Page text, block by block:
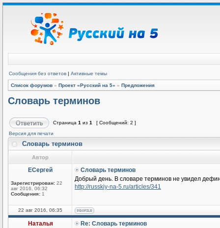
Сообщения без ответов | Активные темы
Список форумов » Проект «Русский на 5» » Предложения
Словарь терминов
Страница 1 из 1
[ Сообщений: 2 ]
Версия для печати
Словарь терминов
Автор
ЕСергей
Зарегистрирован: 22
авг 2016, 06:32
Сообщения: 1
Словарь терминов
Добрый день. В словаре терминов не увидел
http://russkiy-na-5.ru/articles/341
22 авг 2016, 06:35
Наталья
Re: Словарь терминов